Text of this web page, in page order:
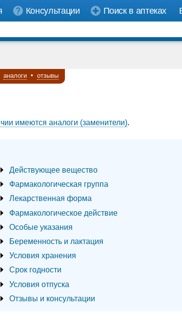
Консультации Поиск в аптеках
аналоги • отзывы
имеются аналоги (заменители).
Действующее вещество
Фармакологическая группа
Лекарственная форма
Фармакологическое действие
Особые указания
Беременность и лактация
Условия хранения
Срок годности
Условия отпуска
Отзывы и консультации